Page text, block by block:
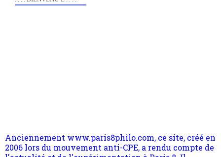
s'occupe plus largement de rendre compte d'une
transformation dans les paradigmes philosophiques